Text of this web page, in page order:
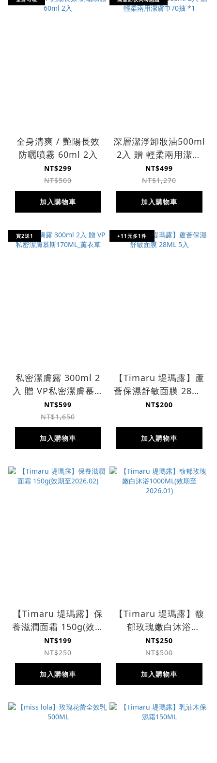
全身清爽 / 艷陽長效
防曬噴霧 60ml 2入
NT$299
NT$500
加入購物車
深層潔淨卸妝油500ml
2入 贈 輕柔兩用潔膚
巾70抽 *1
NT$499
NT$1,270
加入購物車
買2送1
私密潔膚露 300ml 2
入 贈 VP私密潔膚慕斯
170ML_薰衣草
NT$599
NT$1,650
加入購物車
+11元多1件
【Timaru 堤瑪露】蘆
薈保濕舒敏面膜 28ML
5入
NT$200
加入購物車
【Timaru 堤瑪露】保
養滋潤面霜 150g(效期
至2026.02)
NT$199
NT$250
加入購物車
【Timaru 堤瑪露】馥
郁玫瑰嫩白沐浴
1000ML(效期至
2026.01)
NT$250
NT$500
加入購物車